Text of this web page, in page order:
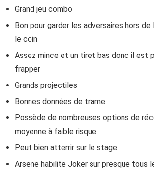
Grand jeu combo
Bon pour garder les adversaires hors
le coin
Assez mince et un tiret bas donc il est
frapper
Grands projectiles
Bonnes données de trame
Possède de nombreuses options de
moyenne à faible risque
Peut bien atterrir sur le stage
Arsene habilite Joker sur presque tous